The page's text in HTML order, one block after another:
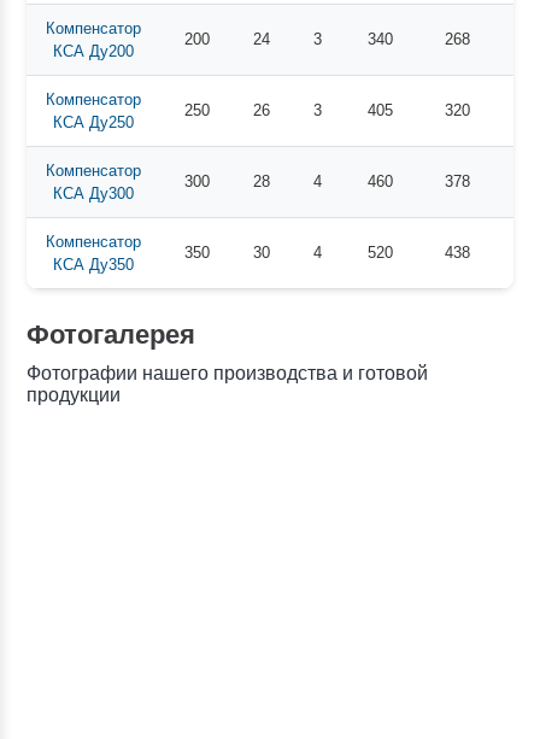
Компенсатор
КСА Ду200
200 24 3 340 268
Компенсатор
КСА Ду250
250 26 3 405 320
Компенсатор
КСА Ду300
300 28 4 460 378
Компенсатор
КСА Ду350
350 30 4 520 438
Фотогалерея
Фотографии нашего производства и готовой
продукции